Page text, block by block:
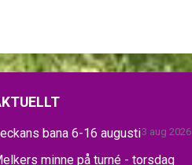
bana 6-16 augusti3 aug 2026
minne på turné - torsdag